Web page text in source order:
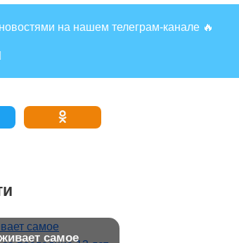
на нашем телеграм-канале 🔥
самое